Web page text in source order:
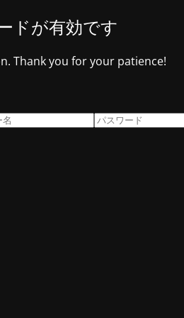
ドが有効です
Thank you for your patience!